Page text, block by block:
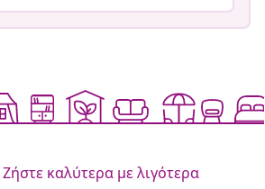
Ζήστε καλύτερα με λιγότερα